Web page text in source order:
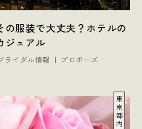
の服装で大丈夫？ホテルの
ジュアル
ライダル情報 プロポーズ
東
京
都
内